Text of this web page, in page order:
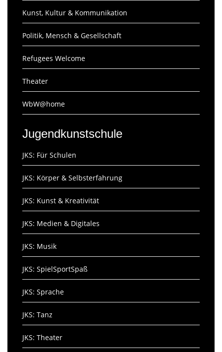
Kunst, Kultur & Kommunikation
Politik, Mensch & Gesellschaft
Refugees Welcome
Theater
WbW@home
Jugendkunstschule
JKS: Für Schulen
JKS: Körper & Selbsterfahrung
JKS: Kunst & Kreativität
JKS: Medien & Digitales
JKS: Musik
JKS: SpielSportSpaß
JKS: Sprache
JKS: Tanz
JKS: Theater